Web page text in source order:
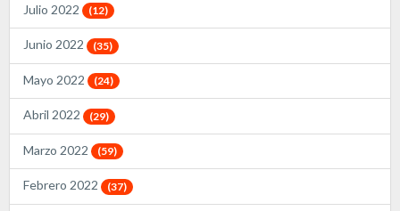
Julio 2022 (12)
Junio 2022 (35)
Mayo 2022 (24)
Abril 2022 (29)
Marzo 2022 (59)
Febrero 2022 (37)